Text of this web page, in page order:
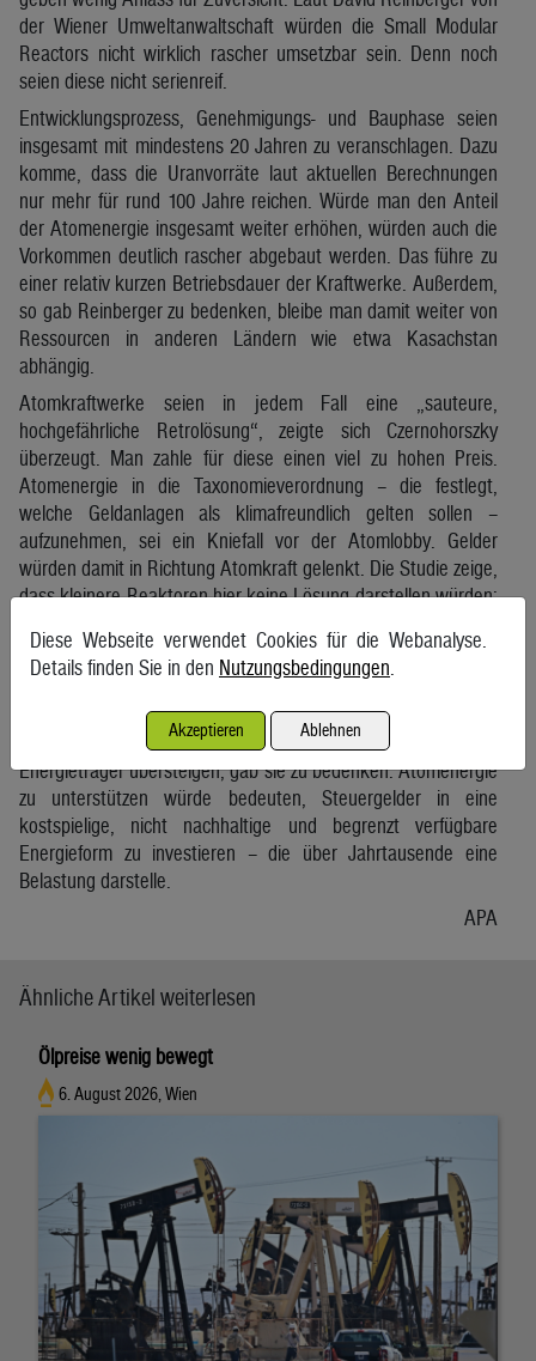
der Wiener Umweltanwaltschaft würden die Small Modular
Reactors nicht wirklich rascher umsetzbar sein. Denn noch
seien diese nicht serienreif.
Entwicklungsprozess, Genehmigungs- und Bauphase seien
insgesamt mit mindestens 20 Jahren zu veranschlagen. Dazu
komme, dass die Uranvorräte laut aktuellen Berechnungen
nur mehr für rund 100 Jahre reichen. Würde man den Anteil
der Atomenergie insgesamt weiter erhöhen, würden auch die
Vorkommen deutlich rascher abgebaut werden. Das führe zu
einer relativ kurzen Betriebsdauer der Kraftwerke. Außerdem,
so gab Reinberger zu bedenken, bleibe man damit weiter von
Ressourcen in anderen Ländern wie etwa Kasachstan
abhängig.
Atomkraftwerke seien in jedem Fall eine „sauteure,
hochgefährliche Retrolösung“, zeigte sich Czernohorszky
überzeugt. Man zahle für diese einen viel zu hohen Preis.
Atomenergie in die Taxonomieverordnung – die festlegt,
welche Geldanlagen als klimafreundlich gelten sollen –
aufzunehmen, sei ein Kniefall vor der Atomlobby. Gelder
würden damit in Richtung Atomkraft gelenkt. Die Studie zeige,
dass kleinere Reaktoren hier keine Lösung darstellen würden:
die EU-Pläne werde von Wien unterstützt, versicherte er.
Umweltanwältin Andrea Schnattinger verwies darauf, dass
Atomenergie auch keinesfalls emissionsfrei sei. Der Ausstoß
von Treibhausgasen würde jenen der erneuerbare
Energieträger übersteigen, gab sie zu bedenken. Atomenergie
zu unterstützen würde bedeuten, Steuergelder in eine
kostspielige, nicht nachhaltige und begrenzt verfügbare
Energieform zu investieren – die über Jahrtausende eine
Belastung darstelle.
APA
Ähnliche Artikel weiterlesen
Ölpreise wenig bewegt
6. August 2026, Wien
Diese Webseite verwendet Cookies für die Webanalyse.
Details finden Sie in den Nutzungsbedingungen.
Akzeptieren Ablehnen